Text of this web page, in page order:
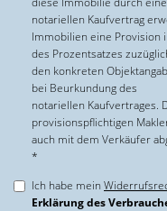
notariellen Kaufvertrag
Immobilien eine Provision
des Prozentsatzes
den konkreten
bei Beurkundung des
notariellen Kaufvertrages.
provisionspflichtigen
auch mit dem Verkäufer
*
Ich habe mein
Erklärung des